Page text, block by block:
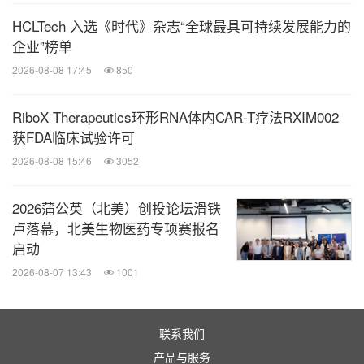
HCLTech 入选《时代》杂志“全球最具可持续发展能力的
企业”榜单
2026-08-08 17:45 850
RiboX Therapeutics环形RNA体内CAR-T疗法RXIM002
获FDA临床试验许可
2026-08-08 15:46 3052
2026蒲公英（北美）创投论坛滑铁
卢落幕，北美生物医药专项赛报名
启动
2026-08-07 13:43 1001
联系我们
产品与服务